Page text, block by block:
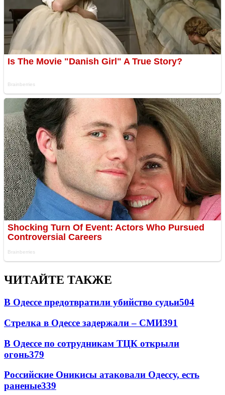
ЧИТАЙТЕ ТАКЖЕ
В Одессе предотвратили убийство судьи504
Стрелка в Одессе задержали – СМИ391
В Одессе по сотрудникам ТЦК открыли
огонь379
Российские Оникисы атаковали Одессу, есть
раненые339